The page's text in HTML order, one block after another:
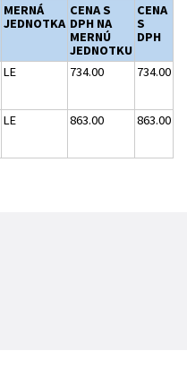
MERNÁ
JEDNOTKA
CENA S
DPH NA
MERNÚ
JEDNOTKU
CENA
S
DPH
LE 734.00 734.00
LE 863.00 863.00